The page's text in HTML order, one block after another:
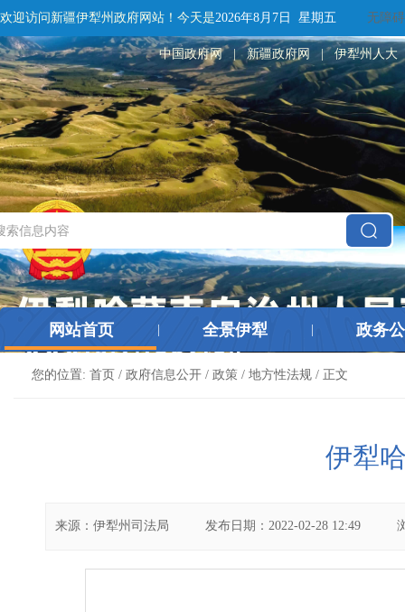
欢迎访问新疆伊犁州政府网站！ 今天是2026年8月7日 星期五 无障碍
中国政府网 | 新疆政府网 | 伊犁州人大
网站首页 全景伊犁 政务
您的位置: 首页 / 政府信息公开 / 政策 / 地方性法规 / 正文
伊犁
来源： 伊犁州司法局 发布日期： 2022-02-28 12:49